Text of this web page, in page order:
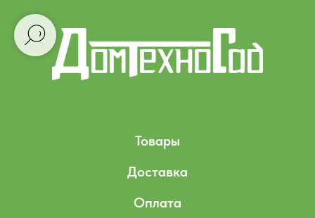
Товары
Доставка
Оплата